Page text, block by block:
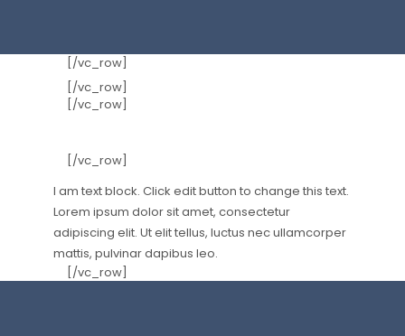
[/vc_row]
[/vc_row]
[/vc_row]
[/vc_row]
I am text block. Click edit button to change this text.
Lorem ipsum dolor sit amet, consectetur
adipiscing elit. Ut elit tellus, luctus nec ullamcorper
mattis, pulvinar dapibus leo.
[/vc_row]